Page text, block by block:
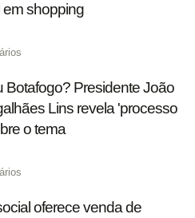
shopping
Botafogo? Presidente João
Lins revela 'processo
o tema
oferece venda de